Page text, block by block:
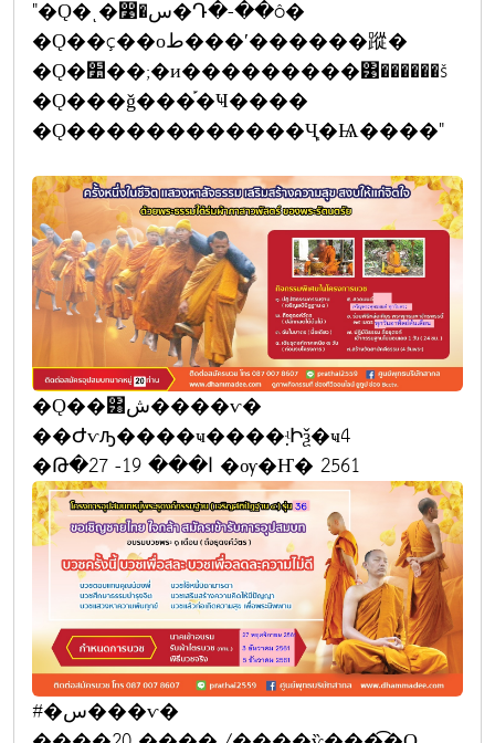
"�Ǫ�ͺ�෹�س�Դ�-��ô�
�Ǫ��ç��оط���ʹ������蹤�
�Ǫ�׺��;�и���������͹������š
�Ǫ���ǧ���֡�Ҹ����
�Ǫ������������Ҷ֧�Ѩ����"
�Ǫ��͸ش����ѵ�
��Ժѵԡ����ҹ����຺ʵԻѯ�ҹ4
�Թ�ا��� 19- 27 �ѹ�Ҥ� 2561
#�س���ѵ�